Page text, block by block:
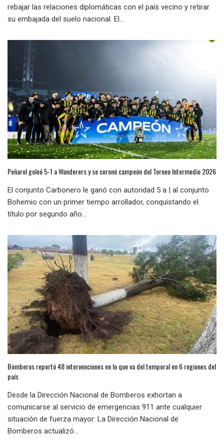
rebajar las relaciones diplomáticas con el país vecino y retirar
su embajada del suelo nacional. El...
Peñarol goleó 5-1 a Wanderers y se coronó campeón del Torneo Intermedio 2026
El conjunto Carbonero le ganó con autoridad 5 a | al conjunto
Bohemio con un primer tiempo arrollador, conquistando el
título por segundo año...
Bomberos reportó 48 intervenciones en lo que va del temporal en 6 regiones del
país
Desde la Dirección Nacional de Bomberos exhortan a
comunicarse al servicio de emergencias 911 ante cualquier
situación de fuerza mayor: La Dirección Nacional de
Bomberos actualizó...